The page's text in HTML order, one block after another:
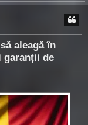
aleagă în
garanții de